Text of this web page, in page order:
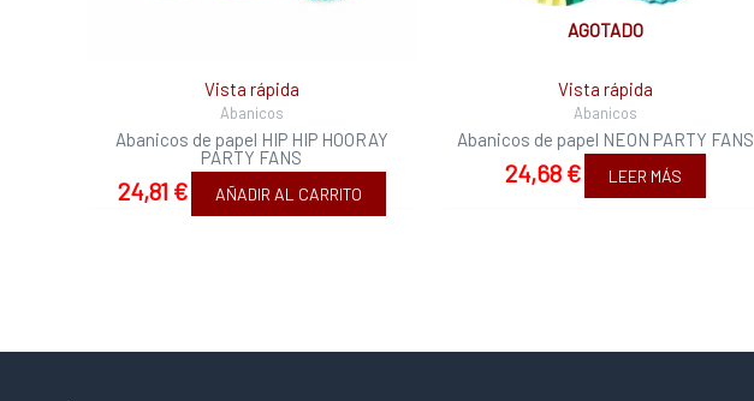
Vista rápida
Abanicos
Abanicos de papel HIP HIP HOORAY
PARTY FANS
24,81 € AÑADIR AL CARRITO
AGOTADO
Vista rápida
Abanicos
Abanicos de papel NEON PARTY FANS
24,68 € LEER MÁS